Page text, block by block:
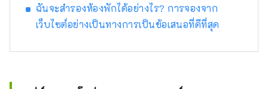
ฉันจะสำรองห้องพักได้อย่างไร? การจองจาก
เว็บไซต์อย่างเป็นทางการเป็นข้อเสนอที่ดีที่สุด